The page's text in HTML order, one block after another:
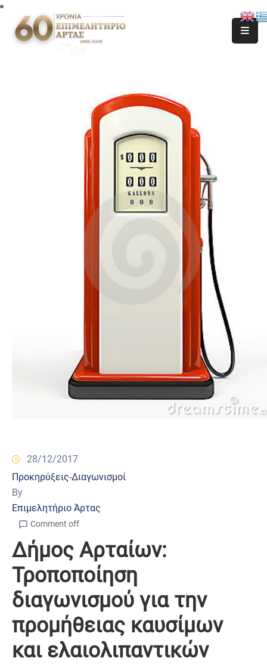
28/12/2017
Προκηρύξεις-Διαγωνισμοί
By
Επιμελητήριο Άρτας
Comment off
Δήμος Αρταίων:
Τροποποίηση
διαγωνισμού για την
προμήθειας καυσίμων
και ελαιολιπαντικών